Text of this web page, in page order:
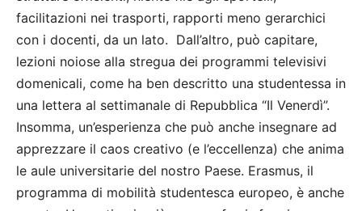
facilitazioni nei trasporti, rapporti meno gerarchici
con i docenti, da un lato. Dall’altro, può capitare,
lezioni noiose alla stregua dei programmi televisivi
domenicali, come ha ben descritto una studentessa in
una lettera al settimanale di Repubblica “Il Venerdì”.
Insomma, un’esperienza che può anche insegnare ad
apprezzare il caos creativo (e l’eccellenza) che anima
le aule universitarie del nostro Paese. Erasmus, il
programma di mobilità studentesca europeo, è anche